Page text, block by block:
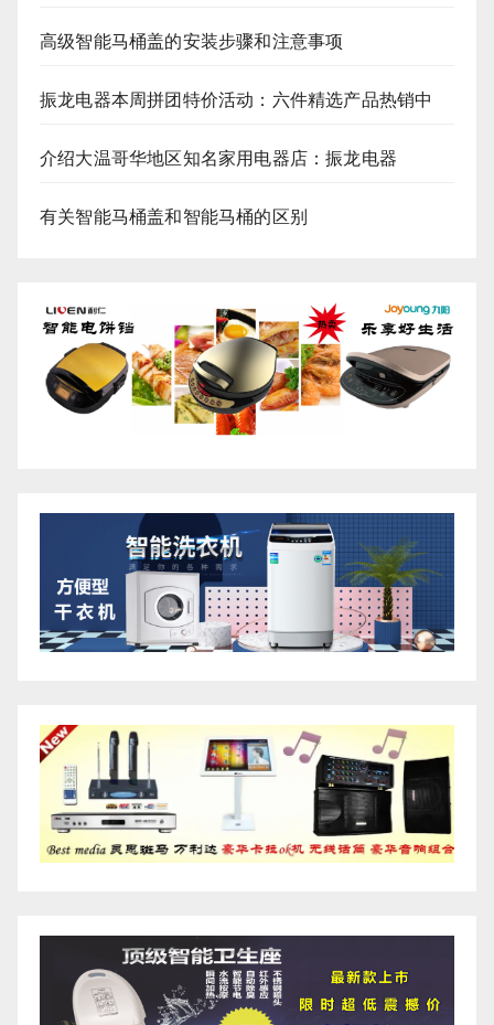
高级智能马桶盖的安装步骤和注意事项
振龙电器本周拼团特价活动：六件精选产品热销中
介绍大温哥华地区知名家用电器店：振龙电器
有关智能马桶盖和智能马桶的区别